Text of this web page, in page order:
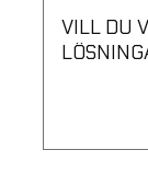
VILL DU